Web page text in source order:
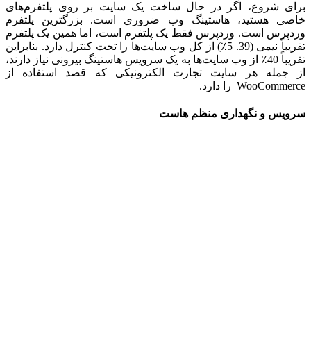
برای شروع، اگر در حال ساخت یک سایت بر روی پلتفرم‌های
خاصی هستید، هاستینگ وب ضروری است. بزرگترین پلتفرم
وردپرس است. وردپرس فقط یک پلتفرم است، اما همین یک پلتفرم
تقریباً نیمی (39. 5٪) از کل وب سایت‌ها را تحت کنترل دارد. بنابراین
تقریباً 40٪ از وب سایت‌ها به یک سرویس هاستینگ بیرونی نیاز دارند،
از جمله هر سایت تجارت الکترونیکی که قصد استفاده از
WooCommerce را دارد.
سرویس و نگهداری منظم هاست